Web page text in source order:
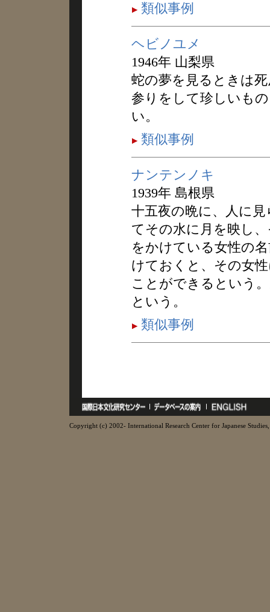
類似事例
ヘビノユメ
1946年 山梨県
蛇の夢を見るときは
参りをして珍しいも
い。
類似事例
ナンテンノキ
1939年 島根県
十五夜の晩に、人に
てその水に月を映し
をかけている女性の
けておくと、その女
ことができるという
という。
類似事例
Copyright (c) 2002- International Research Center for Japanese